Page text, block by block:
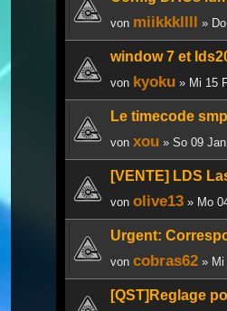
von miikkkllll »
window 7 et
von kyoku » Mi 15
Le timecode
von xou » So 09
[VENTE] LDS
von olive13 » Mo
Urgent:
von cobras62 » Mi
[QST]Reglage